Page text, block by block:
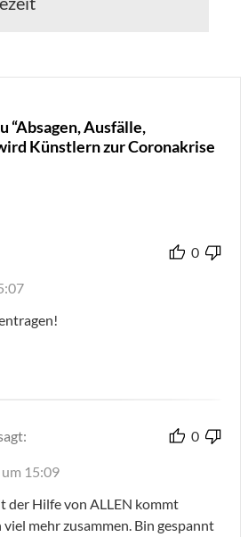
“Absagen, Ausfälle,
Künstlern zur Coronakrise
0
0
15:09
der Hilfe von ALLEN kommt
mehr zusammen. Bin gespannt